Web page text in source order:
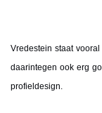
Vredestein staat
daarintegen ook erg
profieldesign.